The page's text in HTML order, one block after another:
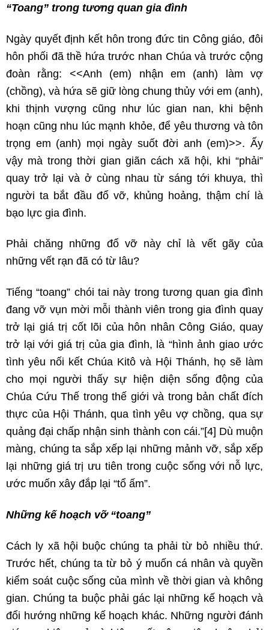
“Toang” trong tương quan gia đình
Ngày quyết định kết hôn trong đức tin Công giáo, đôi
hôn phối đã thề hứa trước nhan Chúa và trước cộng
đoàn rằng: <<Anh (em) nhận em (anh) làm vợ
(chồng), và hứa sẽ giữ lòng chung thủy với em (anh),
khi thịnh vượng cũng như lúc gian nan, khi bệnh
hoạn cũng nhu lúc mạnh khỏe, để yêu thương và tôn
trọng em (anh) mọi ngày suốt đời anh (em)>>. Ấy
vậy mà trong thời gian giãn cách xã hội, khi “phải”
quay trở lại và ở cùng nhau từ sáng tới khuya, thì
người ta bắt đầu đổ vỡ, khủng hoảng, thậm chí là
bạo lực gia đình.
Phải chăng những đổ vỡ này chỉ là vết gãy của
những vết rạn đã có từ lâu?
Tiếng “toang” chói tai này trong tương quan gia đình
đang vỡ vụn mời mỗi thành viên trong gia đình quay
trở lại giá trị cốt lõi của hôn nhân Công Giáo, quay
trở lại với giá trị của gia đình, là “hình ảnh giao ước
tình yêu nối kết Chúa Kitô và Hội Thánh, họ sẽ làm
cho mọi người thấy sự hiện diện sống động của
Chúa Cứu Thế trong thế giới và trong bản chất đích
thực của Hội Thánh, qua tình yêu vợ chồng, qua sự
quảng đại chấp nhận sinh thành con cái.”[4] Dù muộn
màng, chúng ta sắp xếp lại những mảnh vỡ, sắp xếp
lại những giá trị ưu tiên trong cuộc sống với nỗ lực,
ước muốn xây đắp lại “tổ ấm”.
Những kế hoạch vỡ “toang”
Cách ly xã hội buộc chúng ta phải từ bỏ nhiều thứ.
Trước hết, chúng ta từ bỏ ý muốn cá nhân và quyền
kiểm soát cuộc sống của mình về thời gian và không
gian. Chúng ta buộc phải gác lại những kế hoạch và
đổi hướng những kế hoạch khác. Những người đánh